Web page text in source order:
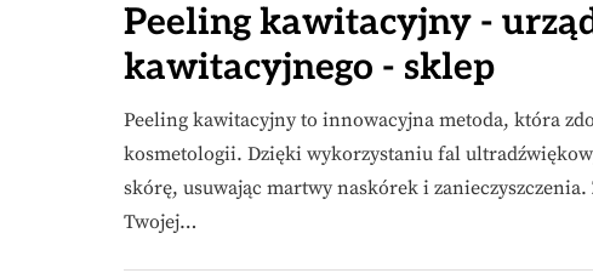
Peeling kawitacyjny -
kawitacyjnego - sklep
Peeling kawitacyjny to innowacyjna metoda, która
kosmetologii. Dzięki wykorzystaniu fal
skórę, usuwając martwy naskórek i
Twojej…